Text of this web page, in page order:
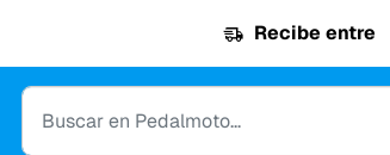
Recibe entre